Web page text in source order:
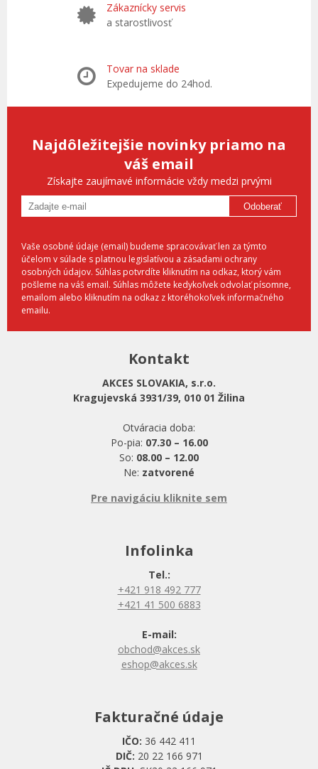
Zákaznícky servis
a starostlivosť
Tovar na sklade
Expedujeme do 24hod.
Najdôležitejšie novinky priamo na
váš email
Získajte zaujímavé informácie vždy medzi prvými
Odoberať
Vaše osobné údaje (email) budeme spracovávať len za týmto
účelom v súlade s platnou legislatívou a zásadami ochrany
osobných údajov. Súhlas potvrdíte kliknutím na odkaz, ktorý vám
pošleme na váš email. Súhlas môžete kedykoľvek odvolať písomne,
emailom alebo kliknutím na odkaz z ktoréhokoľvek informačného
emailu.
Kontakt
AKCES SLOVAKIA, s.r.o.
Kragujevská 3931/39, 010 01 Žilina
Otváracia doba:
Po-pia: 07.30 – 16.00
So: 08.00 – 12.00
Ne: zatvorené
Pre navigáciu kliknite sem
Infolinka
Tel.:
+421 918 492 777
+421 41 500 6883
E-mail:
obchod@akces.sk
eshop@akces.sk
Fakturačné údaje
IČO: 36 442 411
DIČ: 20 22 166 971